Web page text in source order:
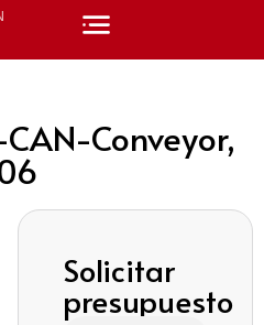
CAN-Conveyor,
Solicitar
presupuesto